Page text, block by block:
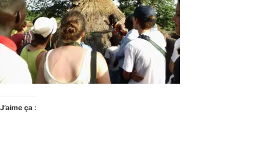
J’aime ça :